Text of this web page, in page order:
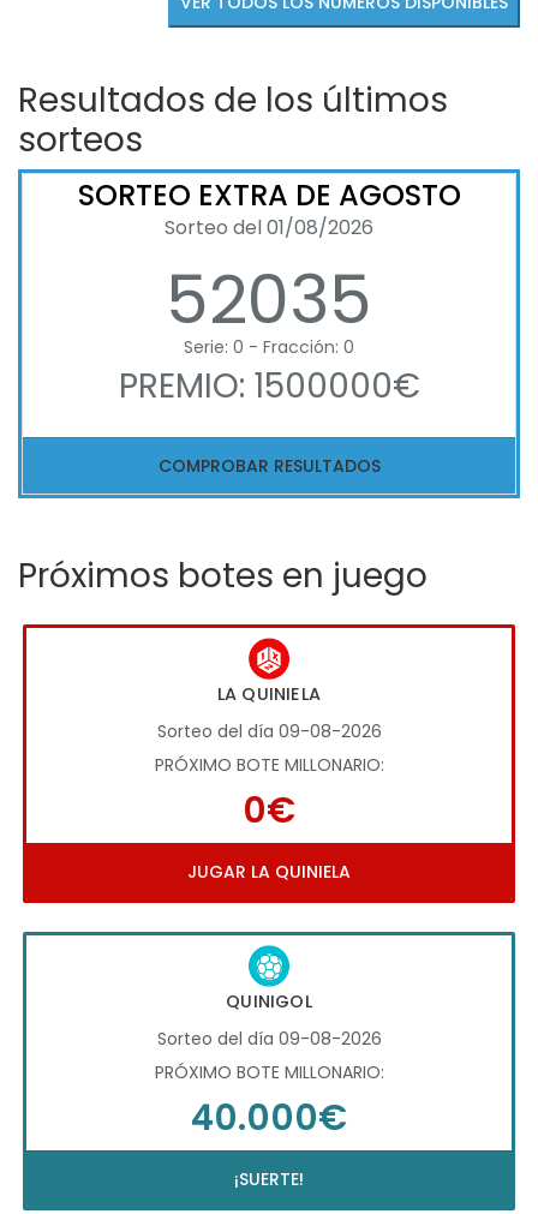
Resultados de los últimos
sorteos
SORTEO EXTRA DE AGOSTO
Sorteo del 01/08/2026
52035
Serie: 0 - Fracción: 0
PREMIO: 1500000€
COMPROBAR RESULTADOS
Próximos botes en juego
LA QUINIELA
Sorteo del día 09-08-2026
PRÓXIMO BOTE MILLONARIO:
0€
JUGAR LA QUINIELA
QUINIGOL
Sorteo del día 09-08-2026
PRÓXIMO BOTE MILLONARIO:
40.000€
¡SUERTE!